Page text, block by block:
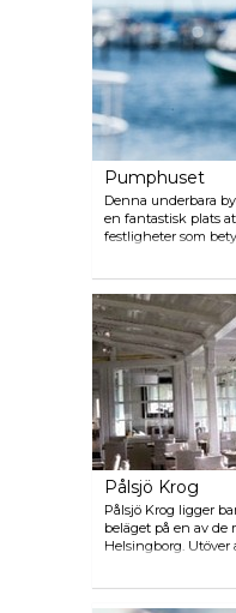
och menyn
med det bästa
Pumphuset
Denna underbara
en fantastisk plats
festligheter som
plats antingen i det
Pålsjö Krog
Pålsjö Krog ligger
beläget på en av de
Helsingborg. Utöver
restaurang erbjuder